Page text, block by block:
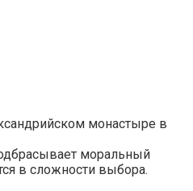
монастыре в
моральный
в сложности выбора.